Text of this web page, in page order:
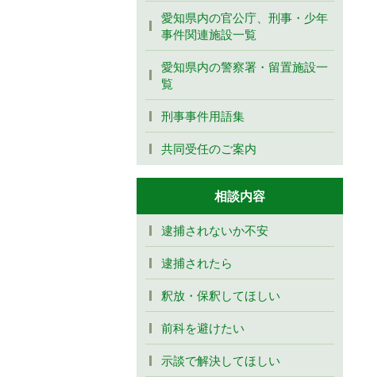
愛知県内の官公庁、刑事・少年
事件関連施設一覧
愛知県内の警察署・留置施設一
覧
刑事事件用語集
共同受任のご案内
相談内容
逮捕されないか不安
逮捕されたら
釈放・保釈してほしい
前科を避けたい
示談で解決してほしい